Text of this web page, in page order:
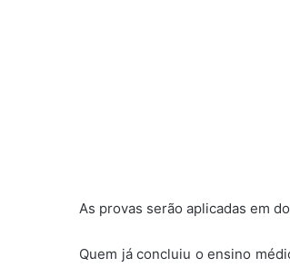
As provas serão aplicadas em
Quem já concluiu o ensino